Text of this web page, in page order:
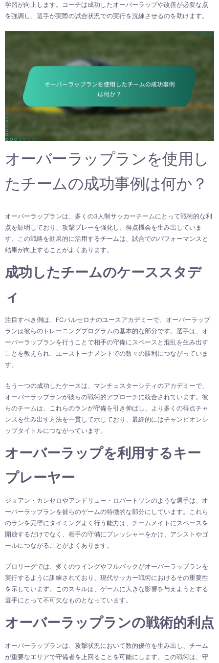
学習が向上します。コーチは成功したオーバーラップや改善が必要な点
を強調し、選手が実際の試合状況での実行を洗練させるのを助けます。
オーバーラップランを使用し
たチームの成功事例は何か？
オーバーラップランは、多くの3人制サッカーチームにとって戦術的な利
点を証明しており、攻撃プレーを強化し、得点機会を生み出していま
す。この戦略を効果的に活用するチームは、試合でのパフォーマンスと
結果が向上することがよくあります。
成功したチームのケーススタデ
ィ
注目すべき例は、FCバルセロナのユースアカデミーで、オーバーラップ
ランは彼らのトレーニングプログラムの基本的な部分です。選手は、オ
ーバーラップランを行うことで相手の守備にスペースと混乱を生み出す
ことを教えられ、ユーストーナメントでの数々の勝利につながっていま
す。
もう一つの成功したケースは、マンチェスターシティのアカデミーで、
オーバーラップランが彼らの戦術的アプローチに統合されています。彼
らのチームは、これらのランが守備を引き伸ばし、より多くの得点チャ
ンスを生み出す方法を一貫して示しており、最終的にはチャンピオンシ
ップタイトルにつながっています。
オーバーラップを利用するキー
プレーヤー
ジョアン・カンセロやアンドリュー・ロバートソンのような選手は、オ
ーバーラップランを彼らのゲームの特徴的な部分にしています。これら
のランを完璧にタイミングよく行う能力は、チームメイトにスペースを
開放するだけでなく、相手の守備にプレッシャーをかけ、アシストやゴ
ールにつながることがよくあります。
プロリーグでは、多くのウイングやフルバックがオーバーラップランを
実行するように訓練されており、現代サッカー戦術におけるその重要性
を示しています。このスキルは、ゲームに大きな影響を与えようとする
選手にとって不可欠なものとなっています。
オーバーラップランの戦術的利点
オーバーラップランは、攻撃状況において数的優位を生み出し、チーム
が重要なエリアで守備者を上回ることを可能にします。この戦術は、守